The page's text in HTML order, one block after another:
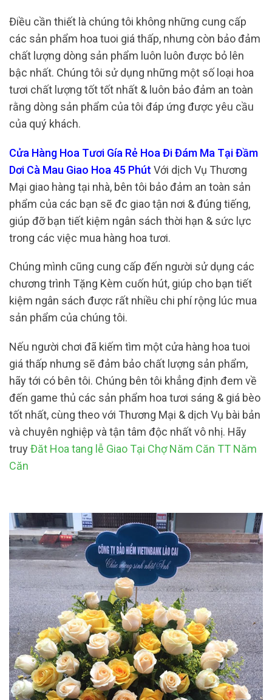
Điều cần thiết là chúng tôi không những cung cấp
các sản phẩm hoa tuoi giá thấp, nhưng còn bảo đảm
chất lượng dòng sản phẩm luôn luôn được bỏ lên
bậc nhất. Chúng tôi sử dụng những một số loại hoa
tươi chất lượng tốt tốt nhất & luôn bảo đảm an toàn
rằng dòng sản phẩm của tôi đáp ứng được yêu cầu
của quý khách.
Cửa Hàng Hoa Tươi Gía Rẻ Hoa Đi Đám Ma Tại Đầm
Dơi Cà Mau Giao Hoa 45 Phút Với dịch Vụ Thương
Mại giao hàng tại nhà, bên tôi bảo đảm an toàn sản
phẩm của các bạn sẽ đc giao tận nơi & đúng tiếng,
giúp đỡ bạn tiết kiệm ngân sách thời hạn & sức lực
trong các việc mua hàng hoa tươi.
Chúng mình cũng cung cấp đến người sử dụng các
chương trình Tặng Kèm cuốn hút, giúp cho bạn tiết
kiệm ngân sách được rất nhiều chi phí rộng lúc mua
sản phẩm của chúng tôi.
Nếu người chơi đã kiếm tìm một cửa hàng hoa tuoi
giá thấp nhưng sẽ đảm bảo chất lượng sản phẩm,
hãy tới có bên tôi. Chúng bên tôi khẳng định đem về
đến game thủ các sản phẩm hoa tươi sáng & giá bèo
tốt nhất, cùng theo với Thương Mại & dịch Vụ bài bản
và chuyên nghiệp và tận tâm độc nhất vô nhị. Hãy
truyĐăt Hoa tang lễ Giao Tại Chợ Năm Căn TT Năm
Căn